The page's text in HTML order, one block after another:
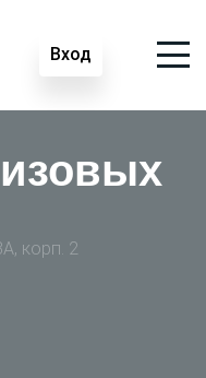
Вход
корп. 2